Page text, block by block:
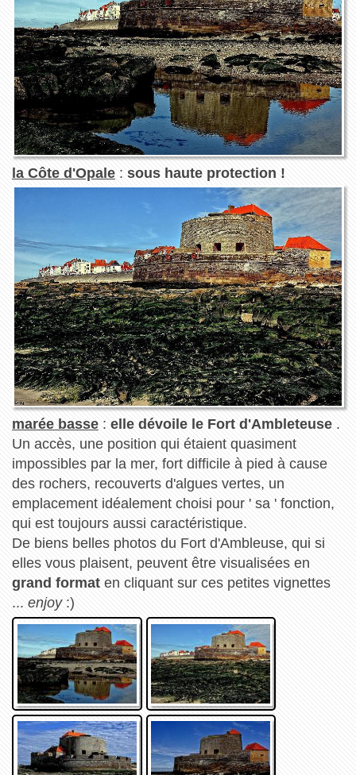
la Côte d'Opale: sous haute protection !
marée basse: elle dévoile le Fort d'Ambleteuse.
Un accès, une position qui étaient quasiment
impossibles par la mer, fort difficile à pied à cause
des rochers, recouverts d'algues vertes, un
emplacement idéalement choisi pour ' sa ' fonction,
qui est toujours aussi caractéristique.
De biens belles photos du Fort d'Ambleuse, qui si
elles vous plaisent, peuvent être visualisées en
grand formaten cliquant sur ces petites vignettes
... enjoy:)